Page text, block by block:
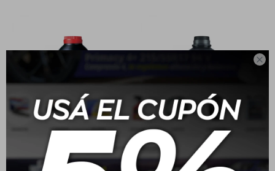

Mobil Brake Fluid Dot 4
Mobil Liquido De Freno
Moto Brake Fluid 200cc
Baterías
Servicios